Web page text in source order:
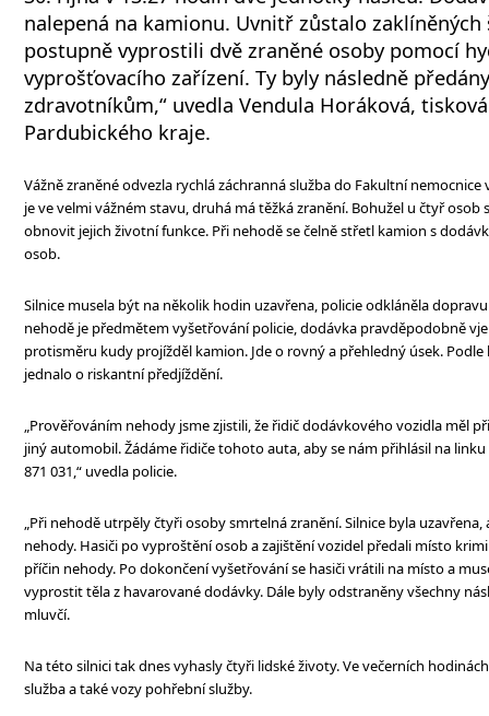
nalepená na kamionu. Uvnitř zůstalo zaklíněných
postupně vyprostili dvě zraněné osoby pomocí
vyprošťovacího zařízení. Ty byly následně
zdravotníkům,“ uvedla Vendula Horáková,
Pardubického kraje.
Vážně zraněné odvezla rychlá záchranná služba do Fakultní nemocnice
je ve velmi vážném stavu, druhá má těžká zranění. Bohužel u čtyř osob
obnovit jejich životní funkce. Při nehodě se čelně střetl kamion s
osob.
Silnice musela být na několik hodin uzavřena, policie odkláněla
nehodě je předmětem vyšetřování policie, dodávka pravděpodobně
protisměru kudy projížděl kamion. Jde o rovný a přehledný úsek.
jednalo o riskantní předjíždění.
„Prověřováním nehody jsme zjistili, že řidič dodávkového vozidla měl
jiný automobil. Žádáme řidiče tohoto auta, aby se nám přihlásil na
871 031,“ uvedla policie.
„Při nehodě utrpěly čtyři osoby smrtelná zranění. Silnice byla
nehody. Hasiči po vyproštění osob a zajištění vozidel předali místo
příčin nehody. Po dokončení vyšetřování se hasiči vrátili na místo a
vyprostit těla z havarované dodávky. Dále byly odstraněny všechny
mluvčí.
Na této silnici tak dnes vyhasly čtyři lidské životy. Ve večerních
služba a také vozy pohřební služby.